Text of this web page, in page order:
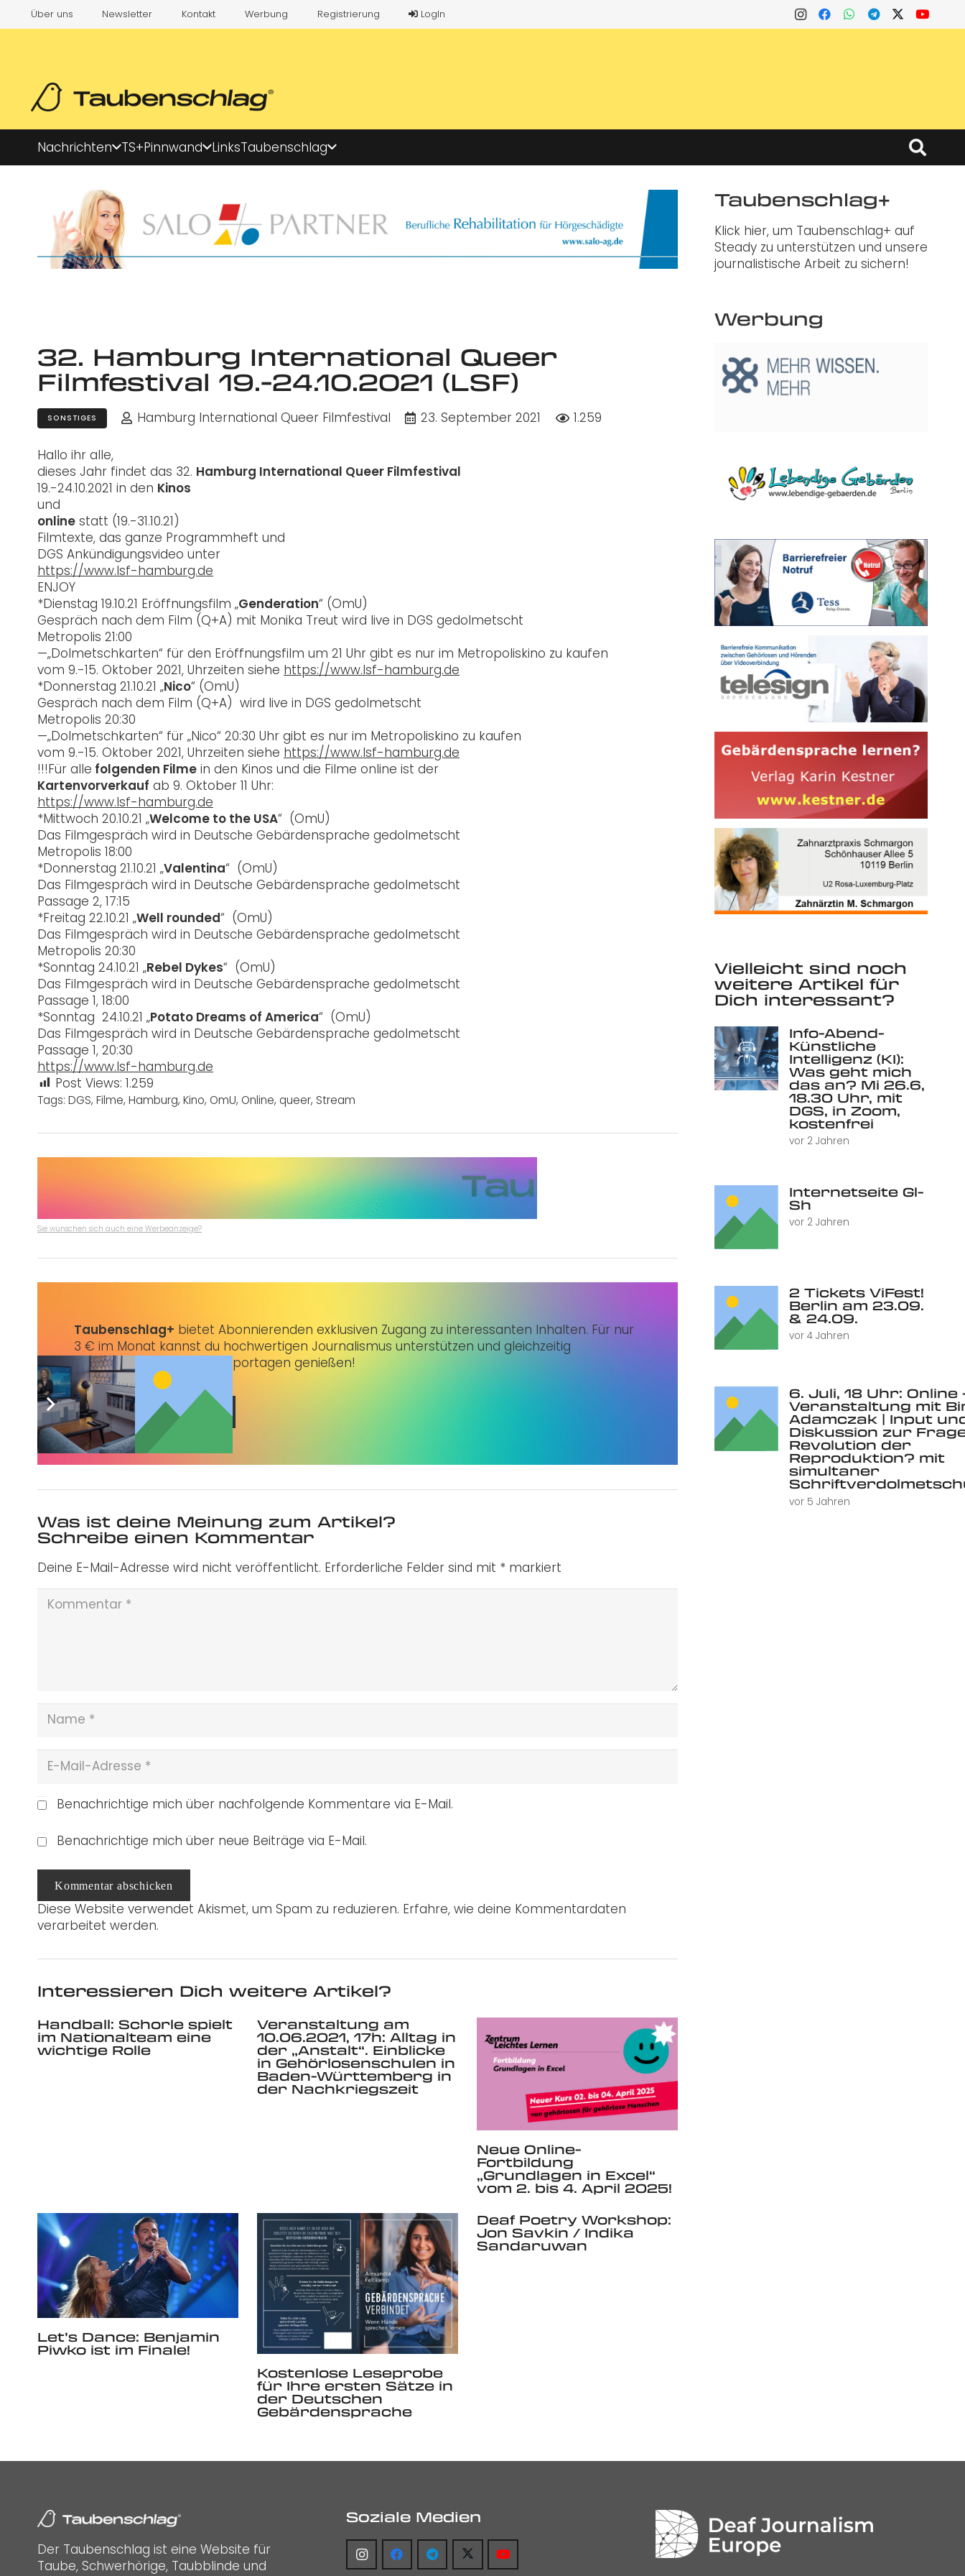
Über uns Newsletter Kontakt Werbung Registrierung LogIn
Nachrichten TS+Pinnwand LinksTaubenschlag
32. Hamburg International Queer
Filmfestival 19.-24.10.2021 (LSF)
SONSTIGES Hamburg International Queer Filmfestival 23. September 2021 1.259
Hallo ihr alle,
dieses Jahr findet das 32. Hamburg International Queer Filmfestival
19.-24.10.2021 in den Kinos
und
online statt (19.-31.10.21)
Filmtexte, das ganze Programmheft und
DGS Ankündigungsvideo unter
https://www.lsf-hamburg.de
ENJOY
*Dienstag 19.10.21 Eröffnungsfilm „Genderation“ (OmU)
Gespräch nach dem Film (Q+A) mit Monika Treut wird live in DGS gedolmetscht
Metropolis 21:00
—„Dolmetschkarten“ für den Eröffnungsfilm um 21 Uhr gibt es nur im Metropoliskino zu kaufen
vom 9.-15. Oktober 2021, Uhrzeiten siehe https://www.lsf-hamburg.de
*Donnerstag 21.10.21 „Nico“ (OmU)
Gespräch nach dem Film (Q+A) wird live in DGS gedolmetscht
Metropolis 20:30
—„Dolmetschkarten“ für „Nico“ 20:30 Uhr gibt es nur im Metropoliskino zu kaufen
vom 9.-15. Oktober 2021, Uhrzeiten siehe https://www.lsf-hamburg.de
!!!Für alle folgenden Filme in den Kinos und die Filme online ist der
Kartenvorverkauf ab 9. Oktober 11 Uhr:
https://www.lsf-hamburg.de
*Mittwoch 20.10.21 „Welcome to the USA“ (OmU)
Das Filmgespräch wird in Deutsche Gebärdensprache gedolmetscht
Metropolis 18:00
*Donnerstag 21.10.21 „Valentina“ (OmU)
Das Filmgespräch wird in Deutsche Gebärdensprache gedolmetscht
Passage 2, 17:15
*Freitag 22.10.21 „Well rounded“ (OmU)
Das Filmgespräch wird in Deutsche Gebärdensprache gedolmetscht
Metropolis 20:30
*Sonntag 24.10.21 „Rebel Dykes“ (OmU)
Das Filmgespräch wird in Deutsche Gebärdensprache gedolmetscht
Passage 1, 18:00
*Sonntag 24.10.21 „Potato Dreams of America“ (OmU)
Das Filmgespräch wird in Deutsche Gebärdensprache gedolmetscht
Passage 1, 20:30
https://www.lsf-hamburg.de
Post Views: 1.259
Tags: DGS, Filme, Hamburg, Kino, OmU, Online, queer, Stream
Sie wünschen sich auch eine Werbeanzeige?
Taubenschlag+ bietet Abonnierenden exklusiven Zugang zu interessanten Inhalten. Für nur
3 € im Monat kannst du hochwertigen Journalismus unterstützen und gleichzeitig
erstklassige Artikel und Reportagen genießen!
Jetzt abonnieren
Was ist deine Meinung zum Artikel?
Schreibe einen Kommentar
Deine E-Mail-Adresse wird nicht veröffentlicht. Erforderliche Felder sind mit * markiert
Benachrichtige mich über nachfolgende Kommentare via E-Mail.
Benachrichtige mich über neue Beiträge via E-Mail.
Kommentar abschicken
Diese Website verwendet Akismet, um Spam zu reduzieren. Erfahre, wie deine Kommentardaten
verarbeitet werden.
Interessieren Dich weitere Artikel?
Handball: Schorle spielt
im Nationalteam eine
wichtige Rolle
Veranstaltung am
10.06.2021, 17h: Alltag in
der „Anstalt“. Einblicke
in Gehörlosenschulen in
Baden-Württemberg in
der Nachkriegszeit
Neue Online-
Fortbildung
„Grundlagen in Excel“
vom 2. bis 4. April 2025!
Let’s Dance: Benjamin
Piwko ist im Finale!
Kostenlose Leseprobe
für Ihre ersten Sätze in
der Deutschen
Gebärdensprache
Deaf Poetry Workshop:
Jon Savkin / Indika
Sandaruwan
Taubenschlag+
Klick hier, um Taubenschlag+ auf
Steady zu unterstützen und unsere
journalistische Arbeit zu sichern!
Werbung
Vielleicht sind noch
weitere Artikel für
Dich interessant?
Info-Abend-
Künstliche
Intelligenz (KI):
Was geht mich
das an? Mi 26.6,
18.30 Uhr, mit
DGS, in Zoom,
kostenfrei
vor 2 Jahren
Internetseite Gl-
Sh
vor 2 Jahren
2 Tickets ViFest!
Berlin am 23.09.
& 24.09.
vor 4 Jahren
6. Juli, 18 Uhr: Online
Veranstaltung mit
Adamczak | Input
Diskussion zur
Revolution der
Reproduktion? mit
simultaner
vor 5 Jahren
Der Taubenschlag ist eine Website für
Taube, Schwerhörige, Taubblinde und
Soziale Medien